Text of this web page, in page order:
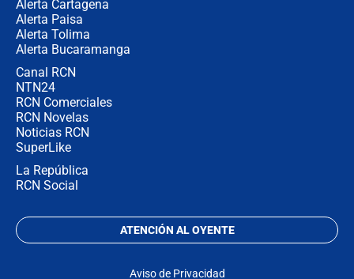
Alerta Cartagena
Alerta Paisa
Alerta Tolima
Alerta Bucaramanga
Canal RCN
NTN24
RCN Comerciales
RCN Novelas
Noticias RCN
SuperLike
La República
RCN Social
ATENCIÓN AL OYENTE
Aviso de Privacidad